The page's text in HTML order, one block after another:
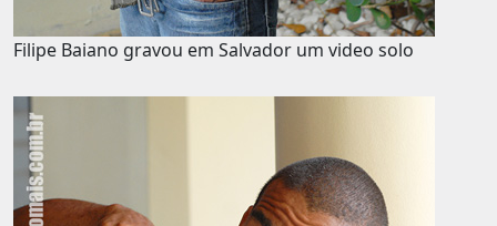
Filipe Baiano gravou em Salvador um video solo